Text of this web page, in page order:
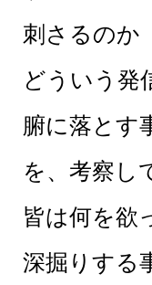
刺さるのか
どういう発
腑に落とす
を、考察し
皆は何を欲
深掘りする